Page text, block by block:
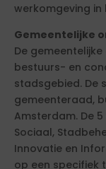
werkomgeving in
Gemeentelijke
De
bestuurs- en
stadsgebied. De
gemeenteraad,
Amsterdam. De
Sociaal,
Innovatie en
op een specifiek